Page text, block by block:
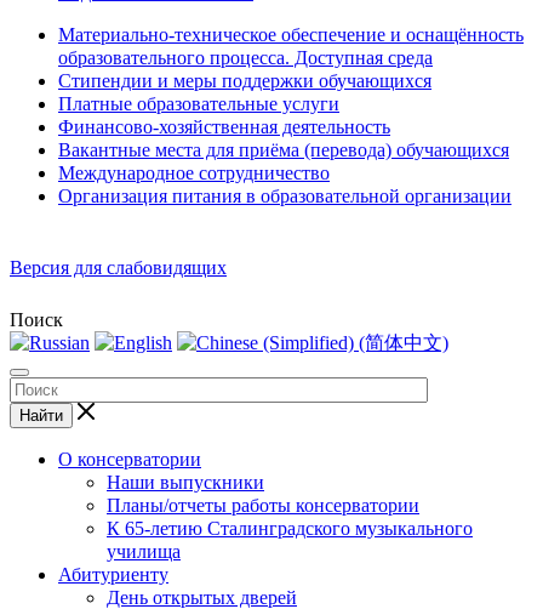
Материально-техническое обеспечение и оснащённость
образовательного процесса. Доступная среда
Стипендии и меры поддержки обучающихся
Платные образовательные услуги
Финансово-хозяйственная деятельность
Вакантные места для приёма (перевода) обучающихся
Международное сотрудничество
Организация питания в образовательной организации
Версия для слабовидящих
Поиск
Найти
О консерватории
Наши выпускники
Планы/отчеты работы консерватории
К 65-летию Сталинградского музыкального
училища
Абитуриенту
День открытых дверей